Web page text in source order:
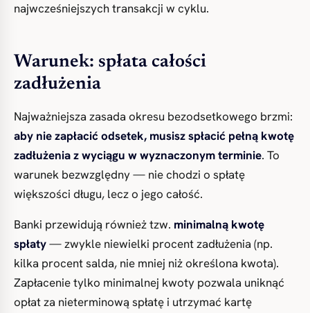
najwcześniejszych transakcji w cyklu.
Warunek: spłata całości
zadłużenia
Najważniejsza zasada okresu bezodsetkowego brzmi:
aby nie zapłacić odsetek, musisz spłacić pełną kwotę
zadłużenia z wyciągu w wyznaczonym terminie. To
warunek bezwzględny — nie chodzi o spłatę
większości długu, lecz o jego całość.
Banki przewidują również tzw. minimalną kwotę
spłaty— zwykle niewielki procent zadłużenia (np.
kilka procent salda, nie mniej niż określona kwota).
Zapłacenie tylko minimalnej kwoty pozwala uniknąć
opłat za nieterminową spłatę i utrzymać kartę